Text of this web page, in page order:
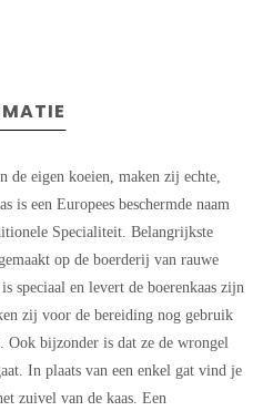
de eigen koeien, maken zij echte,
is een Europees beschermde naam
Specialiteit. Belangrijkste
op de boerderij van rauwe
speciaal en levert de boerenkaas zijn
zij voor de bereiding nog gebruik
Ook bijzonder is dat ze de wrongel
In plaats van een enkel gat vind je
zuivel van de kaas. Een